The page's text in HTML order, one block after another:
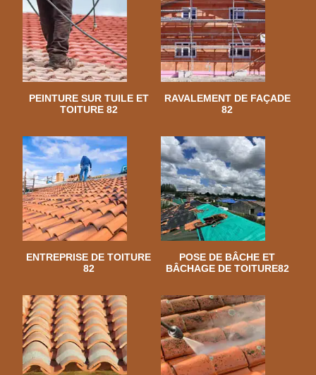
PEINTURE SUR TUILE ET
TOITURE 82
RAVALEMENT DE FAÇADE
82
ENTREPRISE DE TOITURE
82
POSE DE BÂCHE ET
BÂCHAGE DE TOITURE82